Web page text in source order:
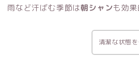
雨など汗ばむ季節は朝シャンも効果
清潔な状態を